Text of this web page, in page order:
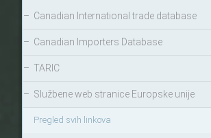
– Canadian International trade database
– Canadian Importers Database
– TARIC
– Službene web stranice Europske unije
Pregled svih linkova